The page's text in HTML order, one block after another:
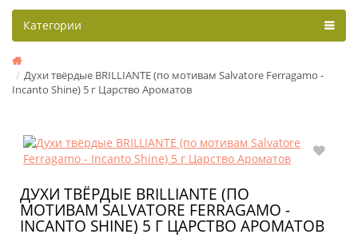
Категории
Духи твёрдые BRILLIANTE (по мотивам Salvatore Ferragamo -
Incanto Shine) 5 г Царство Ароматов
ДУХИ ТВЁРДЫЕ BRILLIANTE (ПО
МОТИВАМ SALVATORE FERRAGAMO -
INCANTO SHINE) 5 Г ЦАРСТВО АРОМАТОВ